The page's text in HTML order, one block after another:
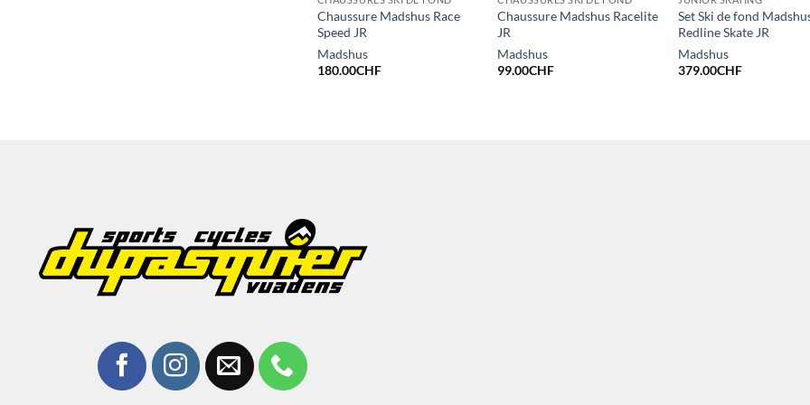
Chaussure Madshus Race
Speed JR
Madshus
180.00CHF
Chaussure Madshus Racelite
JR
Madshus
99.00CHF
Set Ski de fond
Redline Skate JR
Madshus
379.00CHF